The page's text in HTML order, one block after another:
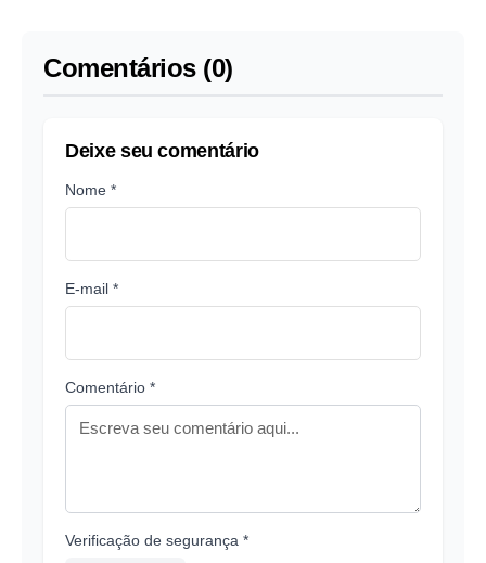
Comentários (0)
Deixe seu comentário
Nome *
E-mail *
Comentário *
Verificação de segurança *